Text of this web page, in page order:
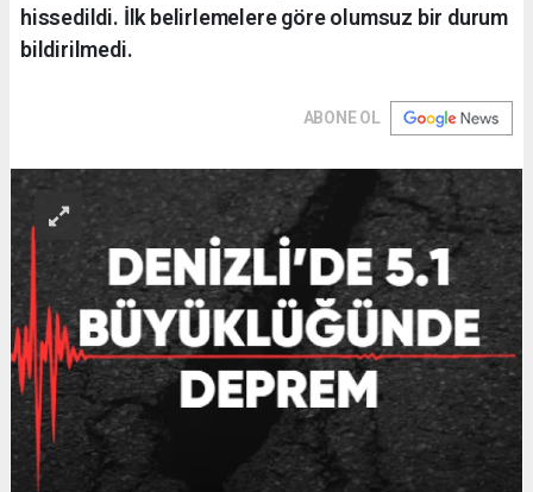
hissedildi. İlk belirlemelere göre olumsuz bir durum
bildirilmedi.
ABONE OL